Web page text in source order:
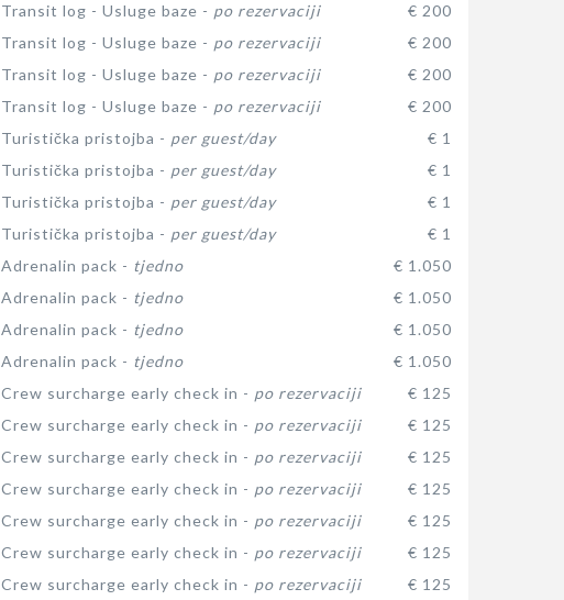
Transit log - Usluge baze - po rezervaciji
€ 200
Transit log - Usluge baze - po rezervaciji
€ 200
Transit log - Usluge baze - po rezervaciji
€ 200
Transit log - Usluge baze - po rezervaciji
€ 200
Turistička pristojba - per guest/day
€ 1
Turistička pristojba - per guest/day
€ 1
Turistička pristojba - per guest/day
€ 1
Turistička pristojba - per guest/day
€ 1
Adrenalin pack - tjedno
€ 1.050
Adrenalin pack - tjedno
€ 1.050
Adrenalin pack - tjedno
€ 1.050
Adrenalin pack - tjedno
€ 1.050
Crew surcharge early check in - po rezervaciji
€ 125
Crew surcharge early check in - po rezervaciji
€ 125
Crew surcharge early check in - po rezervaciji
€ 125
Crew surcharge early check in - po rezervaciji
€ 125
Crew surcharge early check in - po rezervaciji
€ 125
Crew surcharge early check in - po rezervaciji
€ 125
Crew surcharge early check in - po rezervaciji
€ 125